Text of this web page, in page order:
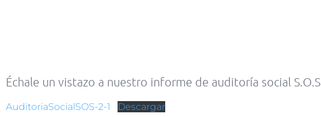
Échale un vistazo a nuestro informe de auditoría social S.O.S
AuditoriaSocialSOS-2-1 Descargar